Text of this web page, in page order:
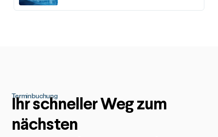
Terminbuchung
Ihr schneller Weg zum
nächsten